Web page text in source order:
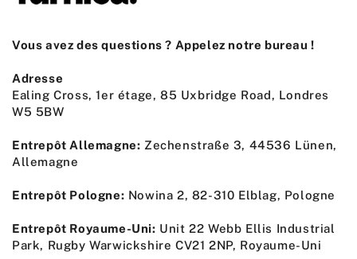
Vous avez des questions ? Appelez notre bureau !
Adresse
Ealing Cross, 1er étage, 85 Uxbridge Road, Londres
W5 5BW
Entrepôt Allemagne: Zechenstraße 3, 44536 Lünen,
Allemagne
Entrepôt Pologne: Nowina 2, 82-310 Elblag, Pologne
Entrepôt Royaume-Uni: Unit 22 Webb Ellis Industrial
Park, Rugby Warwickshire CV21 2NP, Royaume-Uni